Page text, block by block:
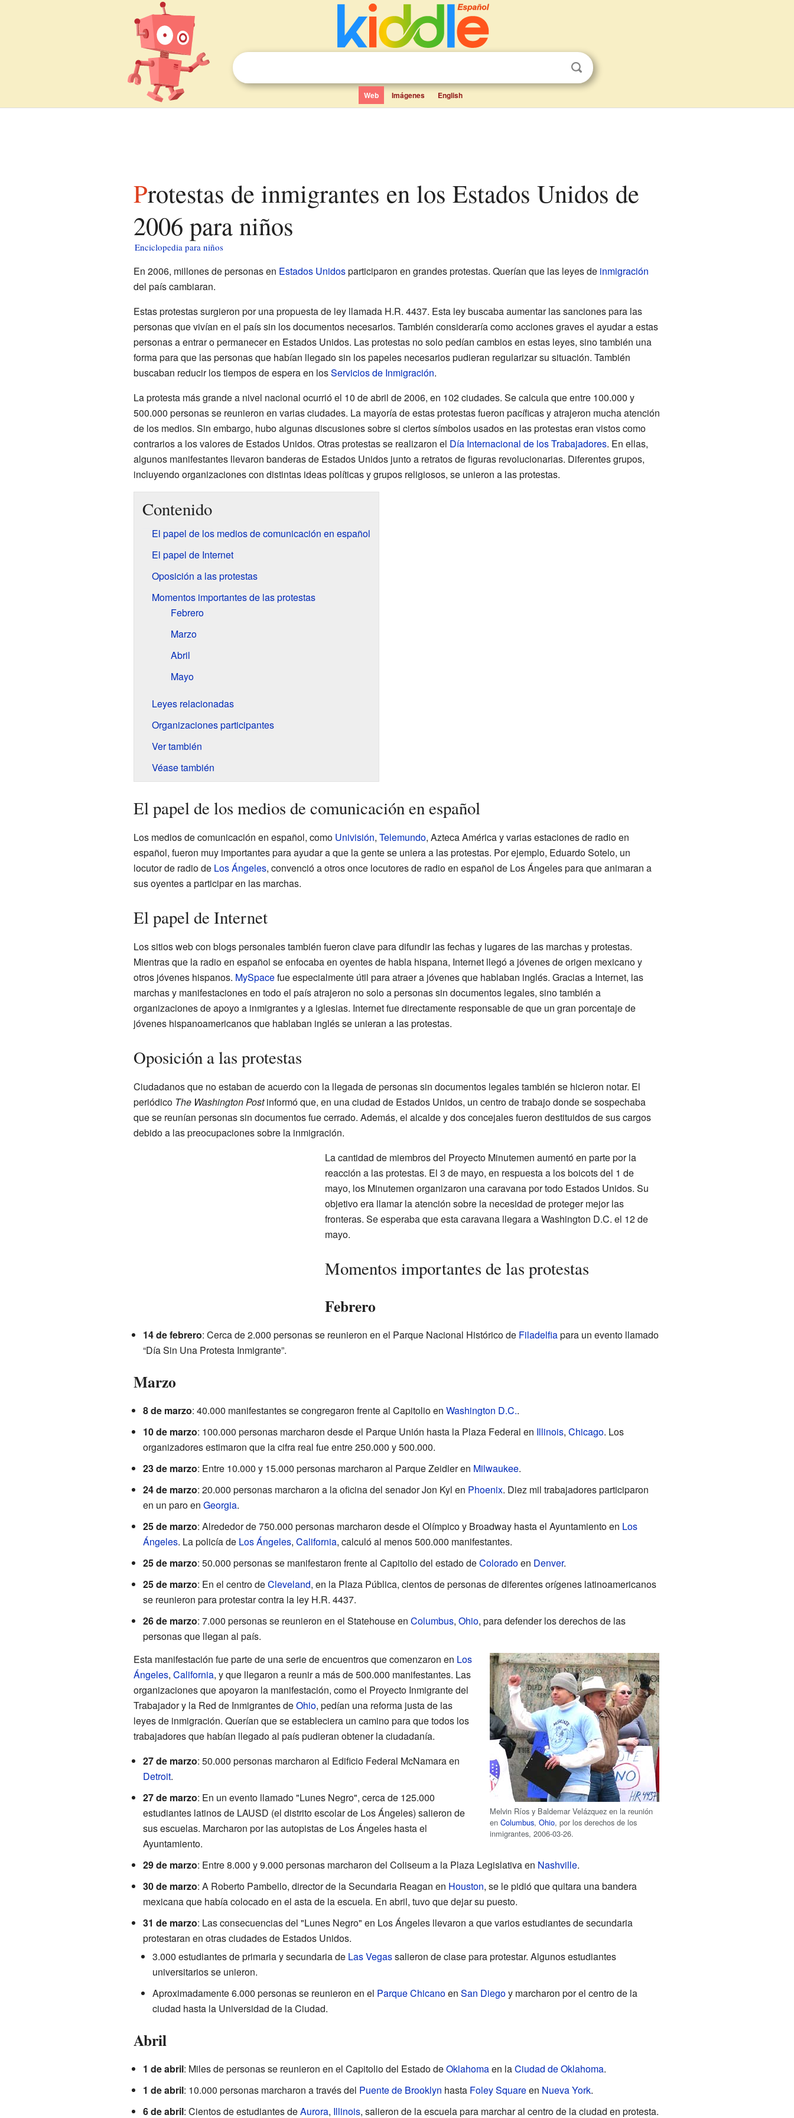
Web Imágenes English
Protestas de inmigrantes en los Estados Unidos de
2006 para niños
Enciclopedia para niños
En 2006, millones de personas en Estados Unidosparticiparon en grandes protestas. Querían que las leyes de inmigración
del país cambiaran.
Estas protestas surgieron por una propuesta de ley llamada H.R. 4437. Esta ley buscaba aumentar las sanciones para las
personas que vivían en el país sin los documentos necesarios. También consideraría como acciones graves el ayudar a estas
personas a entrar o permanecer en Estados Unidos. Las protestas no solo pedían cambios en estas leyes, sino también una
forma para que las personas que habían llegado sin los papeles necesarios pudieran regularizar su situación. También
buscaban reducir los tiempos de espera en losServicios de Inmigración.
La protesta más grande a nivel nacional ocurrió el 10 de abril de 2006, en 102 ciudades. Se calcula que entre 100.000 y
500.000 personas se reunieron en varias ciudades. La mayoría de estas protestas fueron pacíficas y atrajeron mucha atención
de los medios. Sin embargo, hubo algunas discusiones sobre si ciertos símbolos usados en las protestas eran vistos como
contrarios a los valores de Estados Unidos. Otras protestas se realizaron el Día Internacional de los Trabajadores. En ellas,
algunos manifestantes llevaron banderas de Estados Unidos junto a retratos de figuras revolucionarias. Diferentes grupos,
incluyendo organizaciones con distintas ideas políticas y grupos religiosos, se unieron a las protestas.
Contenido
El papel de los medios de comunicación en español
El papel de Internet
Oposición a las protestas
Momentos importantes de las protestas
Febrero
Marzo
Abril
Mayo
Leyes relacionadas
Organizaciones participantes
Ver también
Véase también
El papel de los medios de comunicación en español
Los medios de comunicación en español, como Univisión, Telemundo, Azteca América y varias estaciones de radio en
español, fueron muy importantes para ayudar a que la gente se uniera a las protestas. Por ejemplo, Eduardo Sotelo, un
locutor de radio de Los Ángeles, convenció a otros once locutores de radio en español de Los Ángeles para que animaran a
sus oyentes a participar en las marchas.
El papel de Internet
Los sitios web con blogs personales también fueron clave para difundir las fechas y lugares de las marchas y protestas.
Mientras que la radio en español se enfocaba en oyentes de habla hispana, Internet llegó a jóvenes de origen mexicano y
otros jóvenes hispanos. MySpacefue especialmente útil para atraer a jóvenes que hablaban inglés. Gracias a Internet, las
marchas y manifestaciones en todo el país atrajeron no solo a personas sin documentos legales, sino también a
organizaciones de apoyo a inmigrantes y a iglesias. Internet fue directamente responsable de que un gran porcentaje de
jóvenes hispanoamericanos que hablaban inglés se unieran a las protestas.
Oposición a las protestas
Ciudadanos que no estaban de acuerdo con la llegada de personas sin documentos legales también se hicieron notar. El
periódico The Washington Postinformó que, en una ciudad de Estados Unidos, un centro de trabajo donde se sospechaba
que se reunían personas sin documentos fue cerrado. Además, el alcalde y dos concejales fueron destituidos de sus cargos
debido a las preocupaciones sobre la inmigración.
La cantidad de miembros del Proyecto Minutemen aumentó en parte por la
reacción a las protestas. El 3 de mayo, en respuesta a los boicots del 1 de
mayo, los Minutemen organizaron una caravana por todo Estados Unidos. Su
objetivo era llamar la atención sobre la necesidad de proteger mejor las
fronteras. Se esperaba que esta caravana llegara a Washington D.C. el 12 de
mayo.
Momentos importantes de las protestas
Febrero
14 de febrero: Cerca de 2.000 personas se reunieron en el Parque Nacional Histórico de Filadelfiapara un evento llamado
“Día Sin Una Protesta Inmigrante”.
Marzo
8 de marzo: 40.000 manifestantes se congregaron frente al Capitolio en Washington D.C..
10 de marzo: 100.000 personas marcharon desde el Parque Unión hasta la Plaza Federal en Illinois, Chicago. Los
organizadores estimaron que la cifra real fue entre 250.000 y 500.000.
23 de marzo: Entre 10.000 y 15.000 personas marcharon al Parque Zeidler en Milwaukee.
24 de marzo: 20.000 personas marcharon a la oficina del senador Jon Kyl en Phoenix. Diez mil trabajadores participaron
en un paro en Georgia.
25 de marzo: Alrededor de 750.000 personas marcharon desde el Olímpico y Broadway hasta el Ayuntamiento en Los
Ángeles. La policía de Los Ángeles, California, calculó al menos 500.000 manifestantes.
25 de marzo: 50.000 personas se manifestaron frente al Capitolio del estado deColoradoen Denver.
25 de marzo: En el centro deCleveland, en la Plaza Pública, cientos de personas de diferentes orígenes latinoamericanos
se reunieron para protestar contra la ley H.R. 4437.
26 de marzo: 7.000 personas se reunieron en el Statehouse en Columbus, Ohio, para defender los derechos de las
personas que llegan al país.
Melvin Ríos y Baldemar Velázquez en la reunión
enColumbus,Ohio, por los derechos de los
inmigrantes, 2006-03-26.
Esta manifestación fue parte de una serie de encuentros que comenzaron en Los
Ángeles, California, y que llegaron a reunir a más de 500.000 manifestantes. Las
organizaciones que apoyaron la manifestación, como el Proyecto Inmigrante del
Trabajador y la Red de Inmigrantes deOhio, pedían una reforma justa de las
leyes de inmigración. Querían que se estableciera un camino para que todos los
trabajadores que habían llegado al país pudieran obtener la ciudadanía.
27 de marzo: 50.000 personas marcharon al Edificio Federal McNamara en
Detroit.
27 de marzo: En un evento llamado "Lunes Negro", cerca de 125.000
estudiantes latinos de LAUSD (el distrito escolar de Los Ángeles) salieron de
sus escuelas. Marcharon por las autopistas de Los Ángeles hasta el
Ayuntamiento.
29 de marzo: Entre 8.000 y 9.000 personas marcharon del Coliseum a la Plaza Legislativa en Nashville.
30 de marzo: A Roberto Pambello, director de la Secundaria Reagan en Houston, se le pidió que quitara una bandera
mexicana que había colocado en el asta de la escuela. En abril, tuvo que dejar su puesto.
31 de marzo: Las consecuencias del "Lunes Negro" en Los Ángeles llevaron a que varios estudiantes de secundaria
protestaran en otras ciudades de Estados Unidos.
3.000 estudiantes de primaria y secundaria de Las Vegassalieron de clase para protestar. Algunos estudiantes
universitarios se unieron.
Aproximadamente 6.000 personas se reunieron en el Parque Chicanoen San Diegoy marcharon por el centro de la
ciudad hasta la Universidad de la Ciudad.
Abril
1 de abril: Miles de personas se reunieron en el Capitolio del Estado deOklahomaen laCiudad de Oklahoma.
1 de abril: 10.000 personas marcharon a través del Puente de Brooklyn hasta Foley Squareen Nueva York.
6 de abril: Cientos de estudiantes deAurora, Illinois, salieron de la escuela para marchar al centro de la ciudad en protesta.